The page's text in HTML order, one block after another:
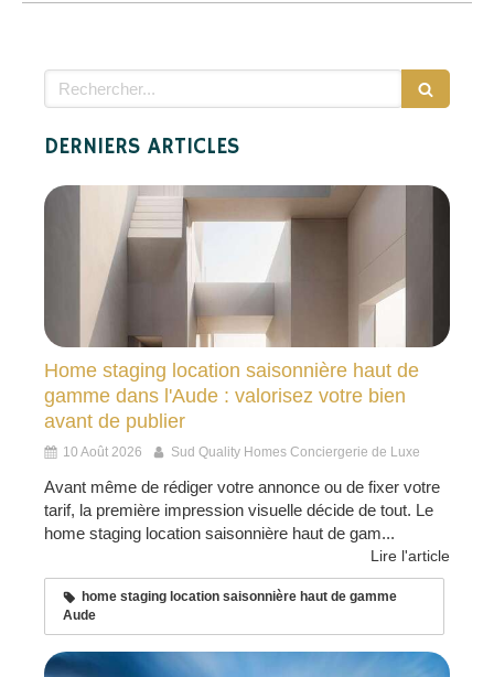
Rechercher
DERNIERS ARTICLES
Home staging location saisonnière haut de
gamme dans l'Aude : valorisez votre bien
avant de publier
10 Août 2026 Sud Quality Homes Conciergerie de Luxe
Avant même de rédiger votre annonce ou de fixer votre
tarif, la première impression visuelle décide de tout. Le
home staging location saisonnière haut de gam...
Lire l'article
home staging location saisonnière haut de gamme
Aude